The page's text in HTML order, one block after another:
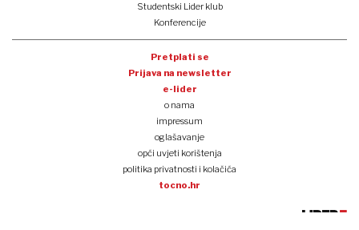
Studentski Lider klub
Konferencije
Pretplati se
Prijava na newsletter
e-lider
o nama
impressum
oglašavanje
opći uvjeti korištenja
politika privatnosti i kolačića
tocno.hr